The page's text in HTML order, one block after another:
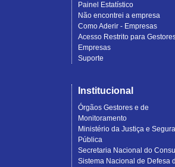
Painel Estatístico
Não encontrei a empresa
Como Aderir - Empresas
Acesso Restrito para
Empresas
Suporte
Institucional
Órgãos Gestores e de
Monitoramento
Ministério da Justiça e
Pública
Secretaria Nacional do
Sistema Nacional de Defesa